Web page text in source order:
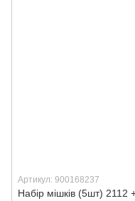
Артикул: 900168237
Набір мішків (5шт)